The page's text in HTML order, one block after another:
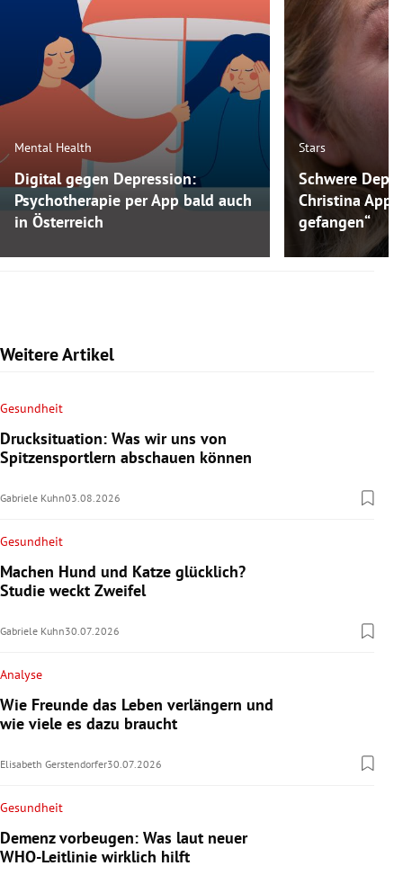
Mental Health
Digital gegen Depression:
Psychotherapie per App bald auch
in Österreich
Stars
Schwere
Christina
gefangen“
Weitere Artikel
Gesundheit
Drucksituation: Was wir uns von
Spitzensportlern abschauen können
Gabriele Kuhn03.08.2026
Gesundheit
Machen Hund und Katze glücklich?
Studie weckt Zweifel
Gabriele Kuhn30.07.2026
Analyse
Wie Freunde das Leben verlängern und
wie viele es dazu braucht
Elisabeth Gerstendorfer30.07.2026
Gesundheit
Demenz vorbeugen: Was laut neuer
WHO-Leitlinie wirklich hilft